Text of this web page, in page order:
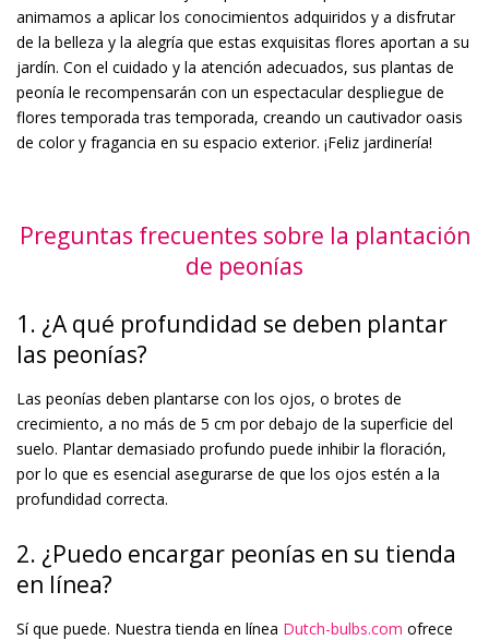
animamos a aplicar los conocimientos adquiridos y a disfrutar
de la belleza y la alegría que estas exquisitas flores aportan a su
jardín. Con el cuidado y la atención adecuados, sus plantas de
peonía le recompensarán con un espectacular despliegue de
flores temporada tras temporada, creando un cautivador oasis
de color y fragancia en su espacio exterior. ¡Feliz jardinería!
Preguntas frecuentes sobre la plantación
de peonías
1. ¿A qué profundidad se deben plantar
las peonías?
Las peonías deben plantarse con los ojos, o brotes de
crecimiento, a no más de 5 cm por debajo de la superficie del
suelo. Plantar demasiado profundo puede inhibir la floración,
por lo que es esencial asegurarse de que los ojos estén a la
profundidad correcta.
2. ¿Puedo encargar peonías en su tienda
en línea?
Sí que puede. Nuestra tienda en línea Dutch-bulbs.com ofrece